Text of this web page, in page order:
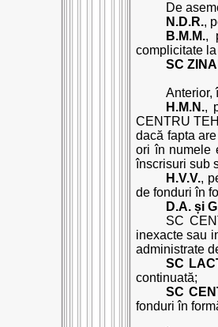
De
N.D.R.,
B.M.M.,
complicitate
SC
Anterior,
H.M.N.,
CENTRU
dacă fapta
ori în numele
înscrisuri sub
H.V.V.,
de fonduri în
D.A. și
SC
inexacte sau
administrate
SC
continuată;
SC
fonduri în